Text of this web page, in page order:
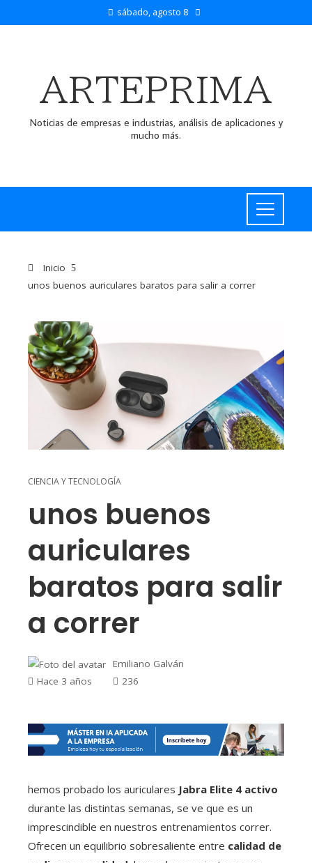
sábado, agosto 8
ARTEPRIMA
Noticias de empresas e industrias, análisis de aplicaciones y
mucho más.
Inicio
unos buenos auriculares baratos para salir a correr
CIENCIA Y TECNOLOGÍA
unos buenos
auriculares
baratos para salir
a correr
Emiliano Galván
Hace 3 años
236
hemos probado los auriculares Jabra Elite 4 activo
durante las distintas semanas, se ve que es un
imprescindible en nuestros entrenamientos correr.
Ofrecen un equilibrio sobresaliente entre calidad de